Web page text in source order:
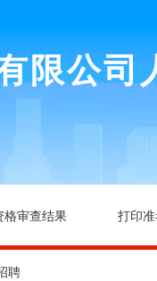
限公司
格审查结果 打印
聘